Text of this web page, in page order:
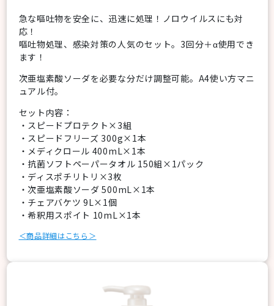
急な嘔吐物を安全に、迅速に処理！ノロウイルスにも対
応！
嘔吐物処理、感染対策の人気のセット。3回分＋α使用でき
ます！
次亜塩素酸ソーダを必要な分だけ調整可能。A4使い方マニ
ュアル付。
セット内容：
・スピードプロテクト×3組
・スピードフリーズ 300g×1本
・メディクロール 400mL×1本
・抗菌ソフトペーパータオル 150組×1パック
・ディスポチリトリ×3枚
・次亜塩素酸ソーダ 500mL×1本
・チェアバケツ 9L×1個
・希釈用スポイト 10mL×1本
＜商品詳細はこちら＞